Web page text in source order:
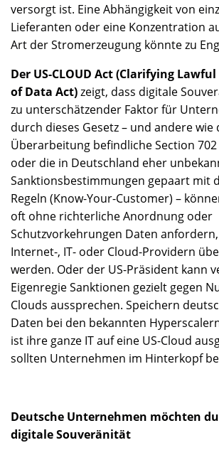
versorgt ist. Eine Abhängigkeit von
Lieferanten oder eine Konzentration
Art der Stromerzeugung könnte zu
Der US-CLOUD Act (Clarifying Lawful
of Data Act)zeigt, dass digitale
zu unterschätzender Faktor für
durch dieses Gesetz – und andere wie
Überarbeitung befindliche Section 702
oder die in Deutschland eher
Sanktionsbestimmungen gepaart mit
Regeln (Know-Your-Customer) –
oft ohne richterliche Anordnung oder
Schutzvorkehrungen Daten
Internet-, IT- oder Cloud-Providern
werden. Oder der US-Präsident kann
Eigenregie Sanktionen gezielt gegen
Clouds aussprechen. Speichern
Daten bei den bekannten
ist ihre ganze IT auf eine US-Cloud
sollten Unternehmen im Hinterkopf
Deutsche Unternehmen möchten
digitale Souveränität